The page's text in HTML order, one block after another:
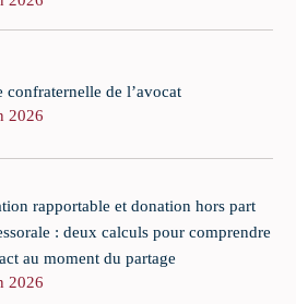
confraternelle de l’avocat
2026
rapportable et donation hors part
: deux calculs pour comprendre
au moment du partage
2026